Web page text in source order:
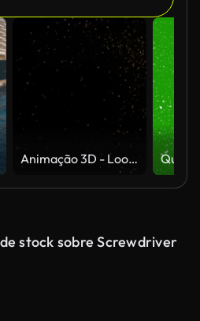
Animação 3D - Looping Partículas de poeira dourada no vento
stock sobre Screwdriver